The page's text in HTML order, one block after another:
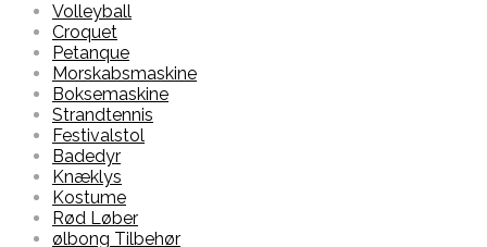
Volleyball
Croquet
Petanque
Morskabsmaskine
Boksemaskine
Strandtennis
Festivalstol
Badedyr
Knæklys
Kostume
Rød Løber
ølbong Tilbehør